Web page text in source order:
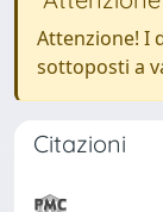
Attenzione! I
sottoposti a
Citazioni